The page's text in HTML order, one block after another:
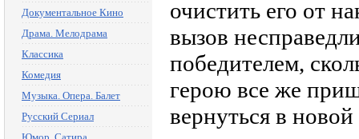
Документальное Кино
Драма. Мелодрама
Классика
Комедия
Музыка. Опера. Балет
Русский Сериал
очистить его от
вызов
победителем,
герою все же
вернуться в